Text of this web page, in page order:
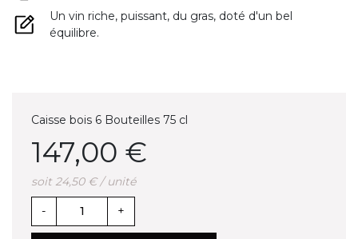
Un vin riche, puissant, du gras, doté d'un bel
équilibre.
Caisse bois 6 Bouteilles 75 cl
147,00 €
soit 24,50 € / unité
- +